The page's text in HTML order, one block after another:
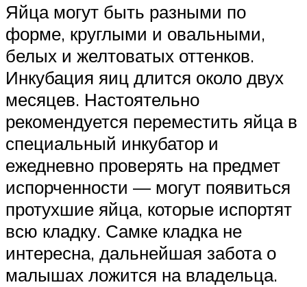
Яйца могут быть разными по
форме, круглыми и овальными,
белых и желтоватых оттенков.
Инкубация яиц длится около двух
месяцев. Настоятельно
рекомендуется переместить яйца в
специальный инкубатор и
ежедневно проверять на предмет
испорченности — могут появиться
протухшие яйца, которые испортят
всю кладку. Самке кладка не
интересна, дальнейшая забота о
малышах ложится на владельца.